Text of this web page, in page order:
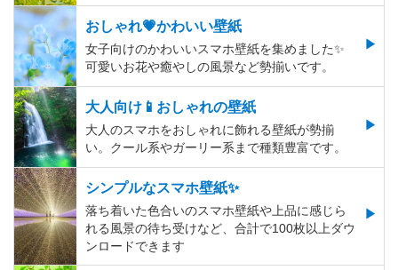
おしゃれ💗かわいい壁紙
女子向けのかわいいスマホ壁紙を集めました✨
可愛いお花や癒やしの風景など勢揃いです。
大人向け📱おしゃれの壁紙
大人のスマホをおしゃれに飾れる壁紙が勢揃
い。クール系やガーリー系まで種類豊富です。
シンプルなスマホ壁紙✨
落ち着いた色合いのスマホ壁紙や上品に感じら
れる風景の待ち受けなど、合計で100枚以上ダウ
ンロードできます